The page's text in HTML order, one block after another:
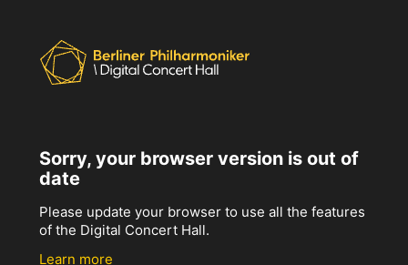
Sorry, your browser version is out of
date
Please update your browser to use all the features
of the Digital Concert Hall.
Learn more